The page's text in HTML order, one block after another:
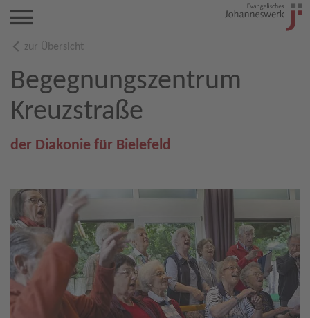
zur Übersicht
Begegnungszentrum
Kreuzstraße
der Diakonie für Bielefeld